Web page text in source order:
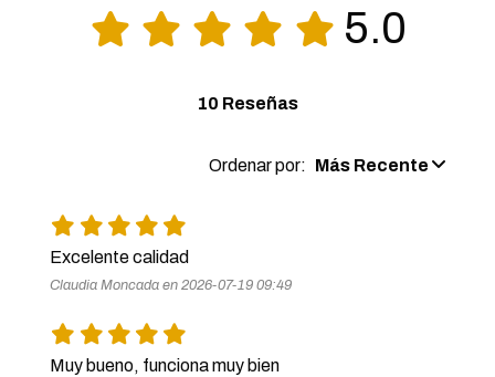
5.0
10 Reseñas
Ordenar por: Más Recente
Claudia Moncada en 2026-07-19 09:49
Muy bueno, funciona muy bien